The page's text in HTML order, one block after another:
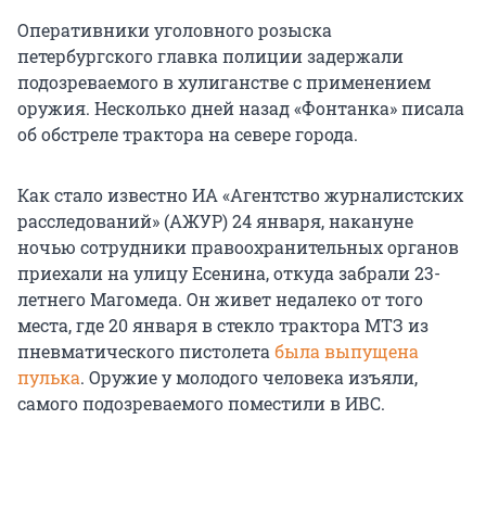
Оперативники уголовного розыска
петербургского главка полиции задержали
подозреваемого в хулиганстве с применением
оружия. Несколько дней назад «Фонтанка» писала
об обстреле трактора на севере города.
Как стало известно ИА «Агентство журналистских
расследований» (АЖУР) 24 января, накануне
ночью сотрудники правоохранительных органов
приехали на улицу Есенина, откуда забрали 23-
летнего Магомеда. Он живет недалеко от того
места, где 20 января в стекло трактора МТЗ из
пневматического пистолета была выпущена
пулька. Оружие у молодого человека изъяли,
самого подозреваемого поместили в ИВС.